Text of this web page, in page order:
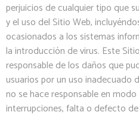
perjuicios de cualquier tipo que
y el uso del Sitio Web,
ocasionados a los sistemas
la introducción de virus. Este
responsable de los daños que
usuarios por un uso inadecuado
no se hace responsable en
interrupciones, falta o defecto